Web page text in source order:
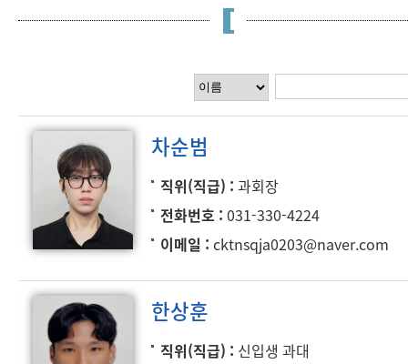
차순범
직위(직급) 과회장
전화번호 031-330-4224
이메일
cktnsqja0203@naver.com
한상훈
직위(직급)
신입생 과대